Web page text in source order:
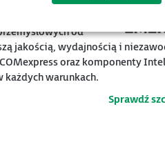
IPC
od
jakością, wydajnością i
oraz komponenty
każdych warunkach.
Sprawdź